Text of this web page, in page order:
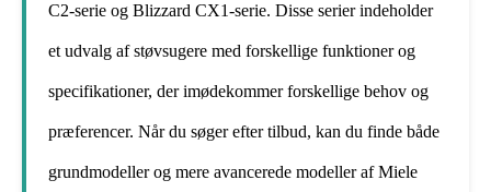
C2-serie og Blizzard CX1-serie. Disse serier indeholder
et udvalg af støvsugere med forskellige funktioner og
specifikationer, der imødekommer forskellige behov og
præferencer. Når du søger efter tilbud, kan du finde både
grundmodeller og mere avancerede modeller af Miele